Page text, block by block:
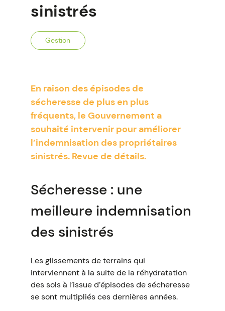
sinistrés
Gestion
En raison des épisodes de
sécheresse de plus en plus
fréquents, le Gouvernement a
souhaité intervenir pour améliorer
l’indemnisation des propriétaires
sinistrés. Revue de détails.
Sécheresse : une
meilleure indemnisation
des sinistrés
Les glissements de terrains qui
interviennent à la suite de la réhydratation
des sols à l’issue d’épisodes de sécheresse
se sont multipliés ces dernières années.